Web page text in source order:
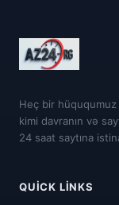
Heç bir
kimi davranın və
24 saat saytına
QUICK LINKS